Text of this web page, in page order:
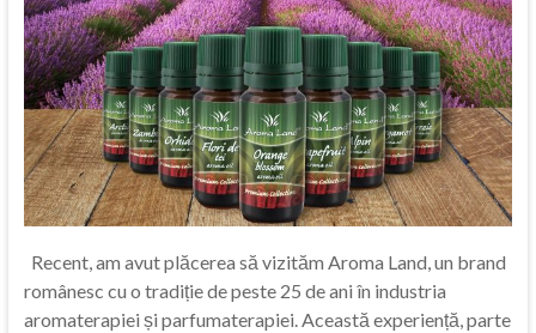
Recent, am avut plăcerea să vizităm Aroma Land, un brand
românesc cu o tradiție de peste 25 de ani în industria
aromaterapiei și parfumaterapiei. Această experiență, parte